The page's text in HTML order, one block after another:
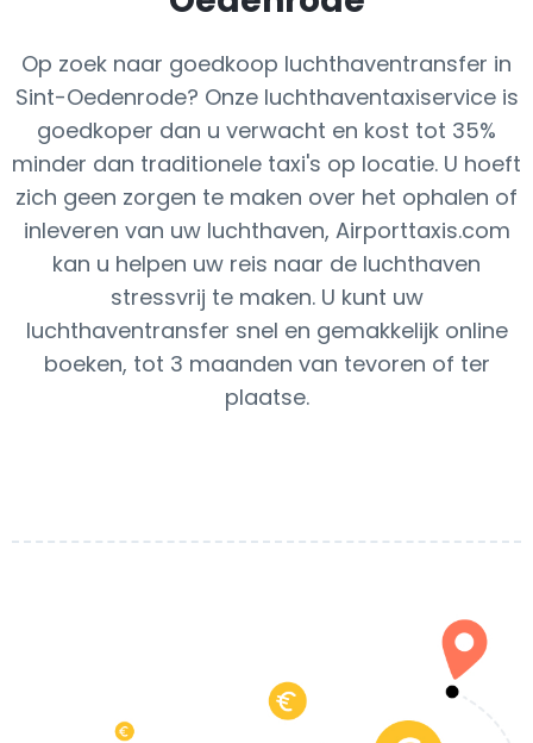
Op zoek naar goedkoop luchthaventransfer in
Sint-Oedenrode? Onze luchthaventaxiservice is
goedkoper dan u verwacht en kost tot 35%
minder dan traditionele taxi's op locatie. U hoeft
zich geen zorgen te maken over het ophalen of
inleveren van uw luchthaven, Airporttaxis.com
kan u helpen uw reis naar de luchthaven
stressvrij te maken. U kunt uw
luchthaventransfer snel en gemakkelijk online
boeken, tot 3 maanden van tevoren of ter
plaatse.